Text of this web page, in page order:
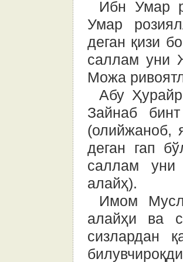
Ибн Умар
Умар
деган қизи
саллам уни
Можа
Абу
Зайнаб
(олийжаноб,
деган гап
саллам уни
алайҳ).
Имом
алайҳи ва
сизлардан